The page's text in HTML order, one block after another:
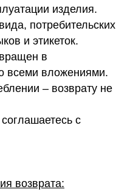
изделия.
потребительских
и этикеток.
в
всеми вложениями.
– возврату не
с
возврата: